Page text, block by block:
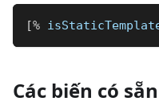
[%
Các biến có sẵn